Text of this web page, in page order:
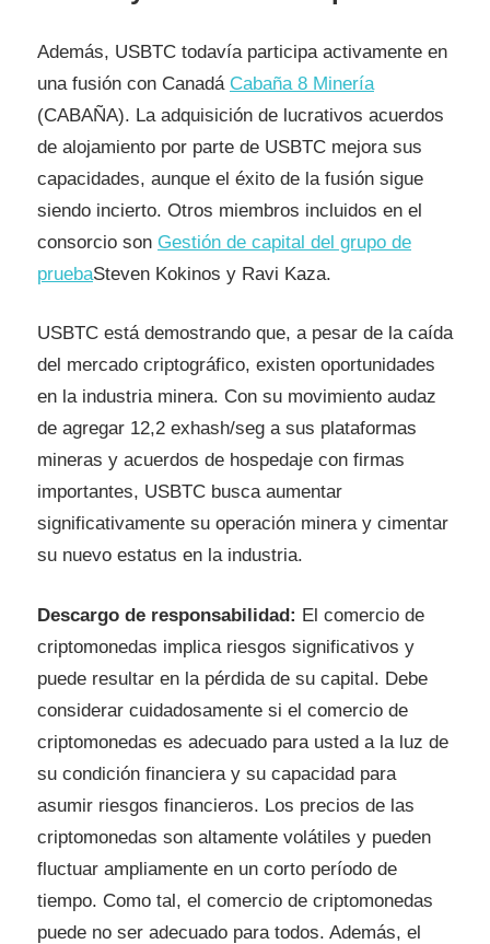
Además, USBTC todavía participa activamente en
una fusión con Canadá Cabaña 8 Minería
(CABAÑA). La adquisición de lucrativos acuerdos
de alojamiento por parte de USBTC mejora sus
capacidades, aunque el éxito de la fusión sigue
siendo incierto. Otros miembros incluidos en el
consorcio son Gestión de capital del grupo de
pruebaSteven Kokinos y Ravi Kaza.
USBTC está demostrando que, a pesar de la caída
del mercado criptográfico, existen oportunidades
en la industria minera. Con su movimiento audaz
de agregar 12,2 exhash/seg a sus plataformas
mineras y acuerdos de hospedaje con firmas
importantes, USBTC busca aumentar
significativamente su operación minera y cimentar
su nuevo estatus en la industria.
Descargo de responsabilidad: El comercio de
criptomonedas implica riesgos significativos y
puede resultar en la pérdida de su capital. Debe
considerar cuidadosamente si el comercio de
criptomonedas es adecuado para usted a la luz de
su condición financiera y su capacidad para
asumir riesgos financieros. Los precios de las
criptomonedas son altamente volátiles y pueden
fluctuar ampliamente en un corto período de
tiempo. Como tal, el comercio de criptomonedas
puede no ser adecuado para todos. Además, el